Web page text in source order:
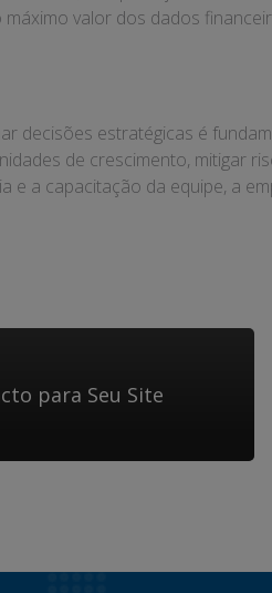
valor dos dados
decisões estratégicas é
de crescimento, mitigar
e a capacitação da equipe, a
para Seu Site